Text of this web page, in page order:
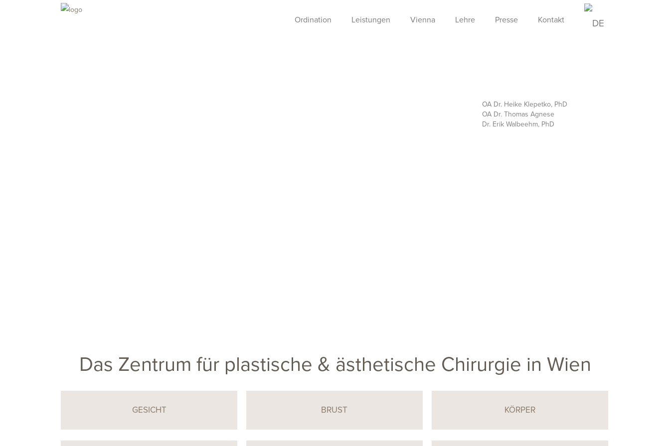
Kontakt
Presse
Lehre
Vienna
Leistungen
Ordination
OA Dr. Heike Klepetko, PhD
OA Dr. Thomas Agnese
Dr. Erik Walbeehm, PhD
Das Zentrum für plastische & ästhetische Chirurgie in Wien
GESICHT BRUST KÖRPER